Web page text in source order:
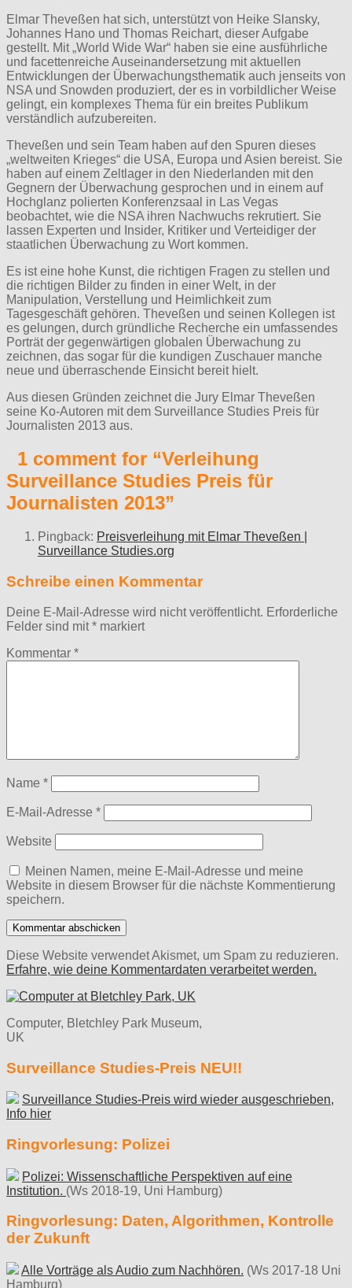
Elmar Theveßen hat sich, unterstützt von Heike Slansky,
Johannes Hano und Thomas Reichart, dieser Aufgabe
gestellt. Mit „World Wide War“ haben sie eine ausführliche
und facettenreiche Auseinandersetzung mit aktuellen
Entwicklungen der Überwachungsthematik auch jenseits von
NSA und Snowden produziert, der es in vorbildlicher Weise
gelingt, ein komplexes Thema für ein breites Publikum
verständlich aufzubereiten.
Theveßen und sein Team haben auf den Spuren dieses
„weltweiten Krieges“ die USA, Europa und Asien bereist. Sie
haben auf einem Zeltlager in den Niederlanden mit den
Gegnern der Überwachung gesprochen und in einem auf
Hochglanz polierten Konferenzsaal in Las Vegas
beobachtet, wie die NSA ihren Nachwuchs rekrutiert. Sie
lassen Experten und Insider, Kritiker und Verteidiger der
staatlichen Überwachung zu Wort kommen.
Es ist eine hohe Kunst, die richtigen Fragen zu stellen und
die richtigen Bilder zu finden in einer Welt, in der
Manipulation, Verstellung und Heimlichkeit zum
Tagesgeschäft gehören. Theveßen und seinen Kollegen ist
es gelungen, durch gründliche Recherche ein umfassendes
Porträt der gegenwärtigen globalen Überwachung zu
zeichnen, das sogar für die kundigen Zuschauer manche
neue und überraschende Einsicht bereit hielt.
Aus diesen Gründen zeichnet die Jury Elmar Theveßen
seine Ko-Autoren mit dem Surveillance Studies Preis für
Journalisten 2013 aus.
1 comment for “Verleihung
Surveillance Studies Preis für
Journalisten 2013”
Pingback: Preisverleihung mit Elmar Theveßen |
Surveillance Studies.org
Schreibe einen Kommentar
Deine E-Mail-Adresse wird nicht veröffentlicht. Erforderliche
Felder sind mit* markiert
Kommentar *
Name *
E-Mail-Adresse *
Website
Meinen Namen, meine E-Mail-Adresse und meine
Website in diesem Browser für die nächste Kommentierung
speichern.
Diese Website verwendet Akismet, um Spam zu reduzieren.
Erfahre, wie deine Kommentardaten verarbeitet werden.
Computer, Bletchley Park Museum,
UK
Surveillance Studies-Preis NEU!!
Surveillance Studies-Preis wird wieder ausgeschrieben,
Info hier
Ringvorlesung: Polizei
Polizei: Wissenschaftliche Perspektiven auf eine
Institution. (Ws 2018-19, Uni Hamburg)
Ringvorlesung: Daten, Algorithmen, Kontrolle
der Zukunft
Alle Vorträge als Audio zum Nachhören. (Ws 2017-18 Uni
Hamburg)